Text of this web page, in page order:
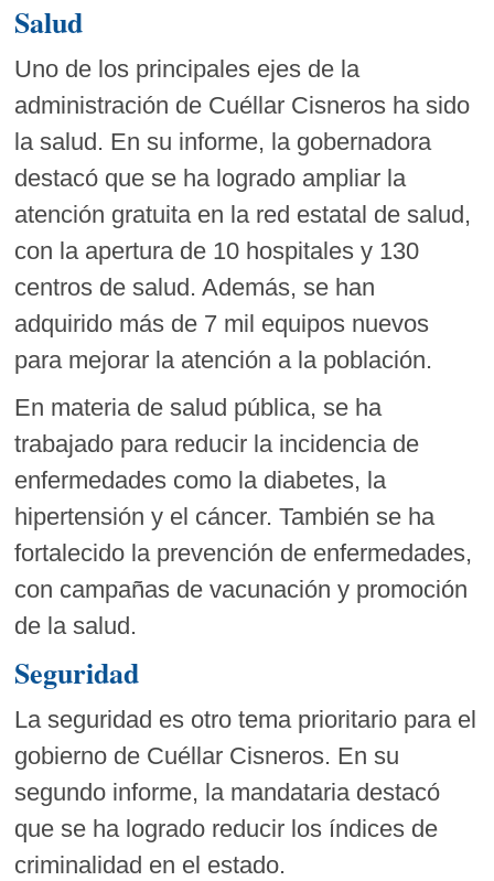
Salud
Uno de los principales ejes de la
administración de Cuéllar Cisneros ha sido
la salud. En su informe, la gobernadora
destacó que se ha logrado ampliar la
atención gratuita en la red estatal de salud,
con la apertura de 10 hospitales y 130
centros de salud. Además, se han
adquirido más de 7 mil equipos nuevos
para mejorar la atención a la población.
En materia de salud pública, se ha
trabajado para reducir la incidencia de
enfermedades como la diabetes, la
hipertensión y el cáncer. También se ha
fortalecido la prevención de enfermedades,
con campañas de vacunación y promoción
de la salud.
Seguridad
La seguridad es otro tema prioritario para el
gobierno de Cuéllar Cisneros. En su
segundo informe, la mandataria destacó
que se ha logrado reducir los índices de
criminalidad en el estado.